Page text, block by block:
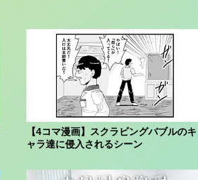
【4コマ漫画】スクラビングバブルのキ
ャラ達に侵入されるシーン